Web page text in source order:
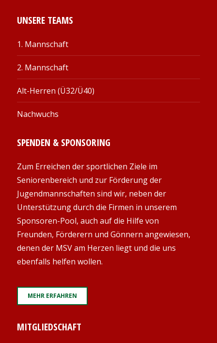
UNSERE TEAMS
1. Mannschaft
2. Mannschaft
Alt-Herren (Ü32/Ü40)
Nachwuchs
SPENDEN & SPONSORING
Zum Erreichen der sportlichen Ziele im
Seniorenbereich und zur Förderung der
Jugendmannschaften sind wir, neben der
Unterstützung durch die Firmen in unserem
Sponsoren-Pool, auch auf die Hilfe von
Freunden, Förderern und Gönnern angewiesen,
denen der MSV am Herzen liegt und die uns
ebenfalls helfen wollen.
MEHR ERFAHREN
MITGLIEDSCHAFT